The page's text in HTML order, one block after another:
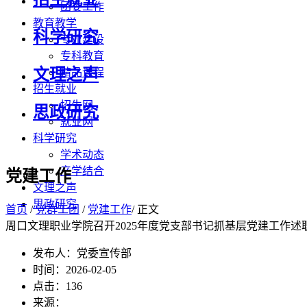
团委工作
教育教学
专业建设
专科教育
精品课程
招生就业
招生网
就业网
科学研究
学术动态
产学结合
文理之声
思政研究
科学研究
文理之声
思政研究
党建工作
首页 /党群工团 / 党建工作/ 正文
周口文理职业学院召开2025年度党支部书记抓基层党建工作述
发布人：党委宣传部
时间：2026-02-05
点击： 136
来源：